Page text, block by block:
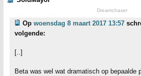
Dreamchaser
Op woensdag 8 maart 2017 13:57
volgende:
[..]
Beta was wel wat dramatisch op bepaalde